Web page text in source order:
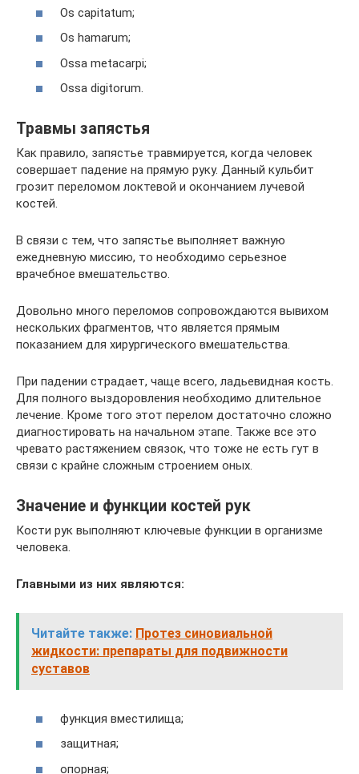
Os capitatum;
Os hamarum;
Ossa metacarpi;
Ossa digitorum.
Травмы запястья
Как правило, запястье травмируется, когда человек
совершает падение на прямую руку. Данный кульбит
грозит переломом локтевой и окончанием лучевой
костей.
В связи с тем, что запястье выполняет важную
ежедневную миссию, то необходимо серьезное
врачебное вмешательство.
Довольно много переломов сопровождаются вывихом
нескольких фрагментов, что является прямым
показанием для хирургического вмешательства.
При падении страдает, чаще всего, ладьевидная кость.
Для полного выздоровления необходимо длительное
лечение. Кроме того этот перелом достаточно сложно
диагностировать на начальном этапе. Также все это
чревато растяжением связок, что тоже не есть гут в
связи с крайне сложным строением оных.
Значение и функции костей рук
Кости рук выполняют ключевые функции в организме
человека.
Главными из них являются:
Читайте также: Протез синовиальной
жидкости: препараты для подвижности
суставов
функция вместилища;
защитная;
опорная;